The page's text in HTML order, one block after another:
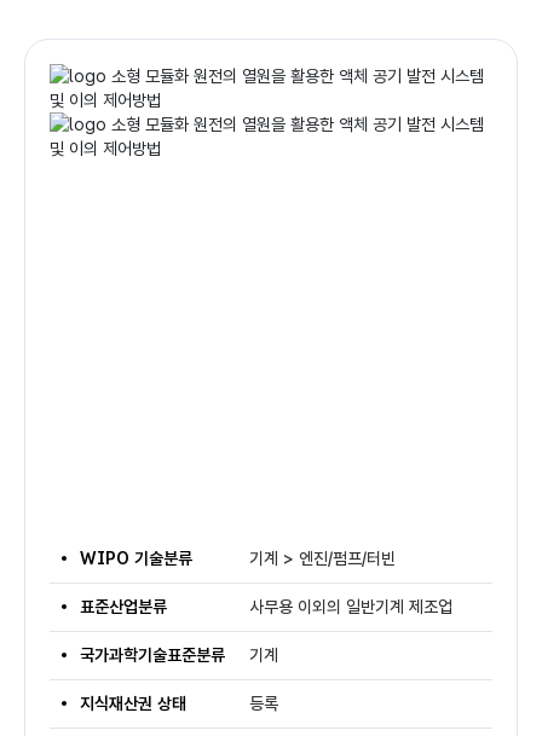
WIPO 기술분류 기계 > 엔진/펌프/터빈
표준산업분류 사무용 이외의 일반기계 제조업
국가과학기술표준분류 기계
지식재산권 상태 등록